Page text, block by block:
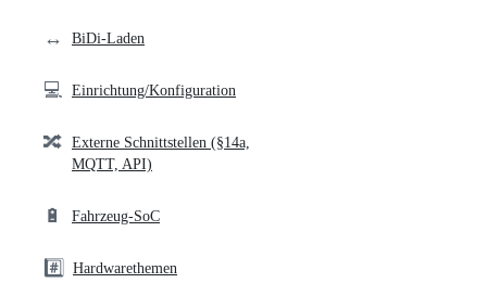
↔️ BiDi-Laden
💻 Einrichtung/Konfiguration
🔀 Externe Schnittstellen (§14a,
MQTT, API)
🔋 Fahrzeug-SoC
#️⃣ Hardwarethemen